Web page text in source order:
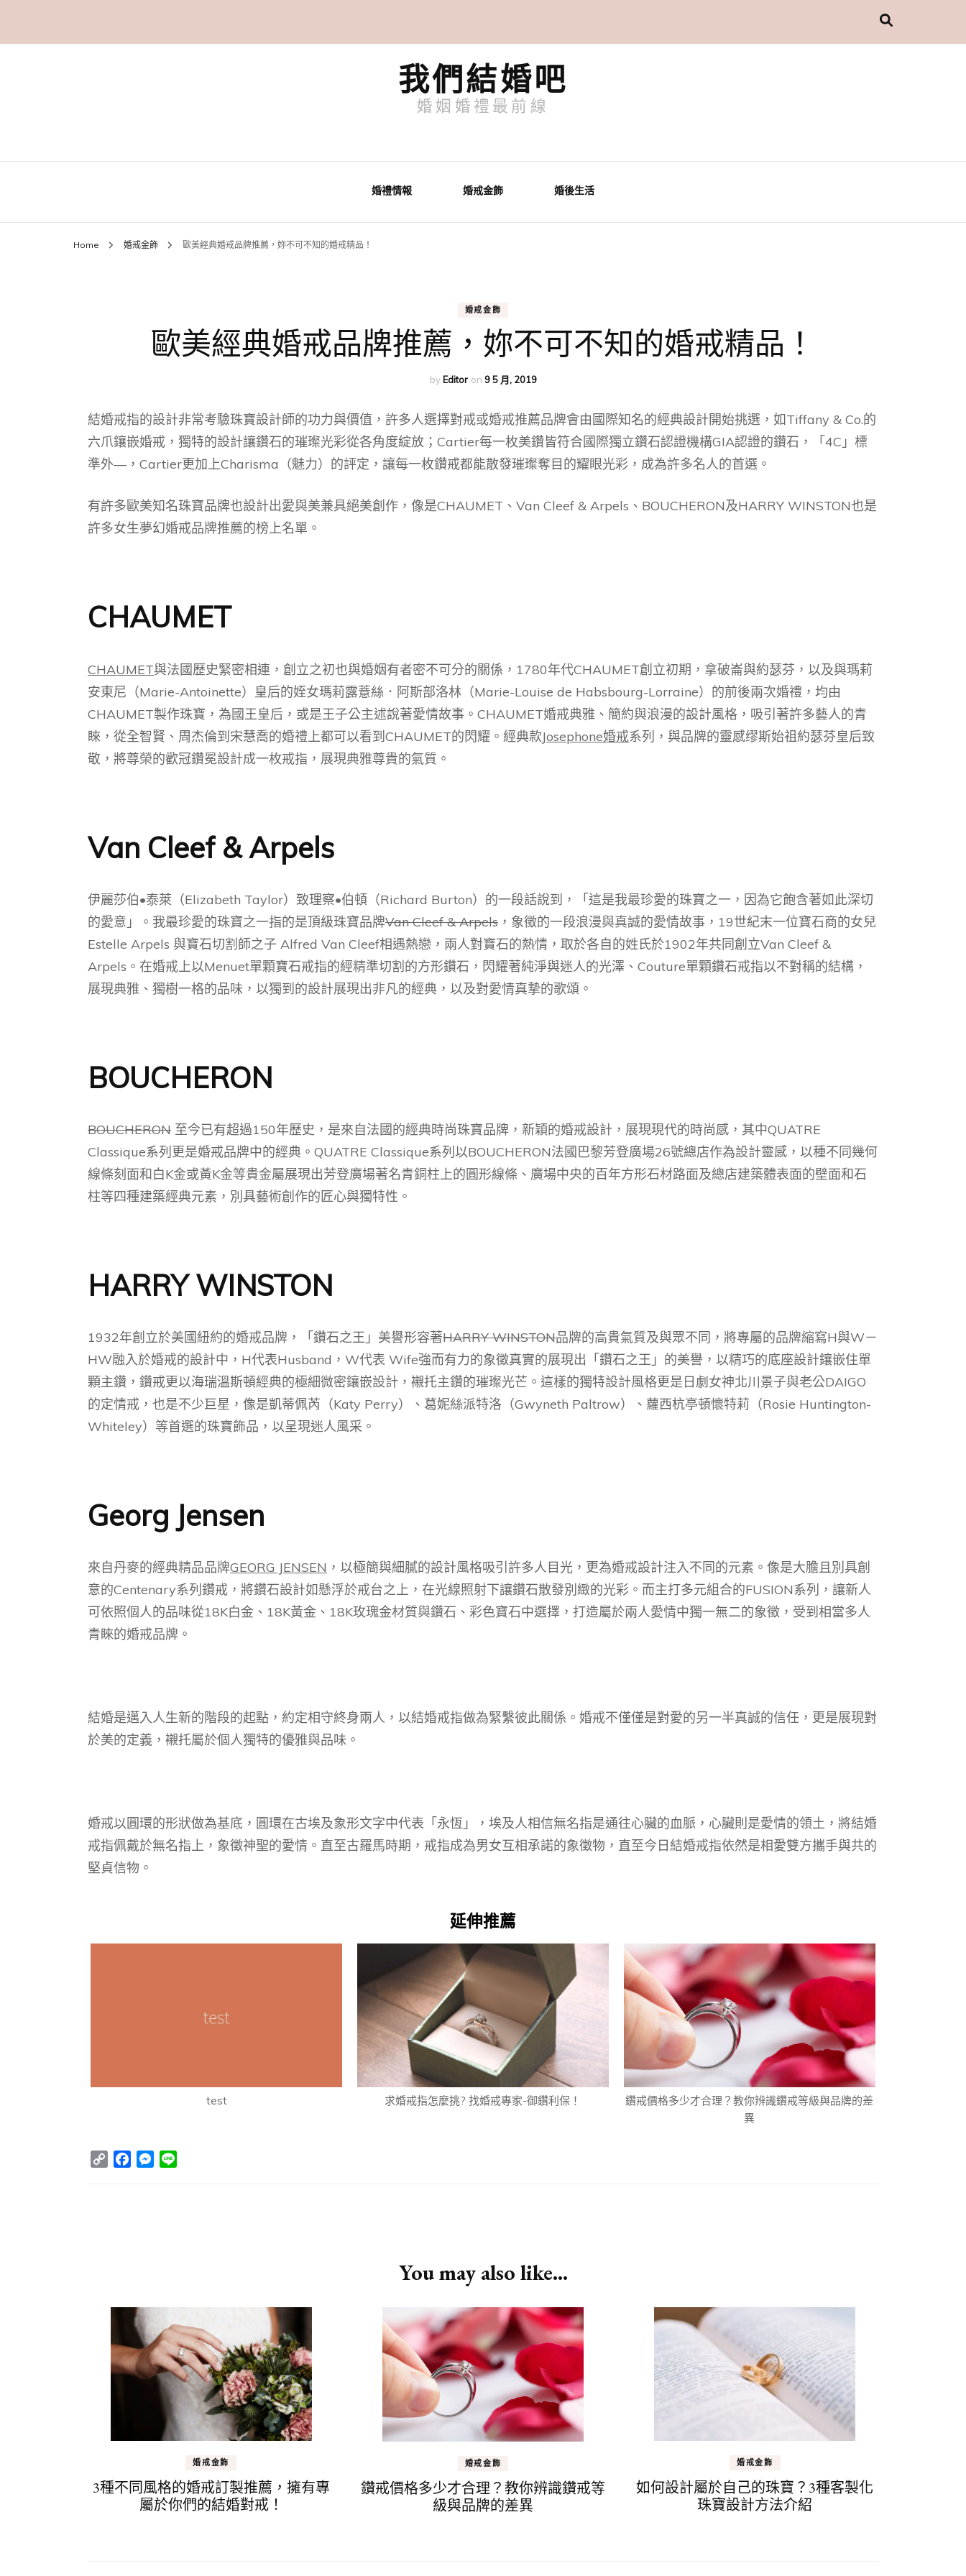
我們結婚吧
婚姻婚禮最前線
婚禮情報 婚戒金飾 婚後生活
Home 婚戒金飾 歐美經典婚戒品牌推薦，妳不可不知的婚戒精品！
婚戒金飾
歐美經典婚戒品牌推薦，妳不可不知的婚戒精品！
by Editor on 9 5 月, 2019
結婚戒指的設計非常考驗珠寶設計師的功力與價值，許多人選擇對戒或婚戒推薦品牌會由國際知名的經典設計開始挑選，如Tiffany & Co.的
六爪鑲嵌婚戒，獨特的設計讓鑽石的璀璨光彩從各角度綻放；Cartier每一枚美鑽皆符合國際獨立鑽石認證機構GIA認證的鑽石，「4C」標
準外—，Cartier更加上Charisma（魅力）的評定，讓每一枚鑽戒都能散發璀璨奪目的耀眼光彩，成為許多名人的首選。
有許多歐美知名珠寶品牌也設計出愛與美兼具絕美創作，像是CHAUMET、Van Cleef & Arpels、BOUCHERON及HARRY WINSTON也是
許多女生夢幻婚戒品牌推薦的榜上名單。
CHAUMET
CHAUMET與法國歷史緊密相連，創立之初也與婚姻有者密不可分的關係，1780年代CHAUMET創立初期，拿破崙與約瑟芬，以及與瑪莉
安東尼（Marie-Antoinette）皇后的姪女瑪莉露薏絲．阿斯部洛林（Marie-Louise de Habsbourg-Lorraine）的前後兩次婚禮，均由
CHAUMET製作珠寶，為國王皇后，或是王子公主述說著愛情故事。CHAUMET婚戒典雅、簡約與浪漫的設計風格，吸引著許多藝人的青
睞，從全智賢、周杰倫到宋慧喬的婚禮上都可以看到CHAUMET的閃耀。經典款Josephone婚戒系列，與品牌的靈感缪斯始祖約瑟芬皇后致
敬，將尊榮的歡冠鑽冕設計成一枚戒指，展現典雅尊貴的氣質。
Van Cleef & Arpels
伊麗莎伯•泰萊（Elizabeth Taylor）致理察•伯頓（Richard Burton）的一段話說到，「這是我最珍愛的珠寶之一，因為它飽含著如此深切
的愛意」。我最珍愛的珠寶之一指的是頂級珠寶品牌Van Cleef & Arpels ，象徵的一段浪漫與真誠的愛情故事，19世紀末一位寶石商的女兒
Estelle Arpels 與寶石切割師之子 Alfred Van Cleef相遇熱戀，兩人對寶石的熱情，取於各自的姓氏於1902年共同創立Van Cleef &
Arpels。在婚戒上以Menuet單顆寶石戒指的經精準切割的方形鑽石，閃耀著純淨與迷人的光澤、Couture單顆鑽石戒指以不對稱的結構，
展現典雅、獨樹一格的品味，以獨到的設計展現出非凡的經典，以及對愛情真摯的歌頌。
BOUCHERON
BOUCHERON 至今已有超過150年歷史，是來自法國的經典時尚珠寶品牌，新穎的婚戒設計，展現現代的時尚感，其中QUATRE
Classique系列更是婚戒品牌中的經典。QUATRE Classique系列以BOUCHERON法國巴黎芳登廣場26號總店作為設計靈感，以種不同幾何
線條刻面和白K金或黃K金等貴金屬展現出芳登廣場著名青銅柱上的圓形線條、廣場中央的百年方形石材路面及總店建築體表面的壁面和石
柱等四種建築經典元素，別具藝術創作的匠心與獨特性。
HARRY WINSTON
1932年創立於美國紐約的婚戒品牌，「鑽石之王」美譽形容著HARRY WINSTON品牌的高貴氣質及與眾不同，將專屬的品牌縮寫H與W－
HW融入於婚戒的設計中，H代表Husband，W代表 Wife強而有力的象徵真實的展現出「鑽石之王」的美譽，以精巧的底座設計鑲嵌住單
顆主鑽，鑽戒更以海瑞溫斯頓經典的極細微密鑲嵌設計，襯托主鑽的璀璨光芒。這樣的獨特設計風格更是日劇女神北川景子與老公DAIGO
的定情戒，也是不少巨星，像是凱蒂佩芮（Katy Perry）、葛妮絲派特洛（Gwyneth Paltrow）、蘿西杭亭頓懷特莉（Rosie Huntington-
Whiteley）等首選的珠寶飾品，以呈現迷人風采。
Georg Jensen
來自丹麥的經典精品品牌GEORG JENSEN ，以極簡與細膩的設計風格吸引許多人目光，更為婚戒設計注入不同的元素。像是大膽且別具創
意的Centenary系列鑽戒，將鑽石設計如懸浮於戒台之上，在光線照射下讓鑽石散發別緻的光彩。而主打多元組合的FUSION系列，讓新人
可依照個人的品味從18K白金、18K黃金、18K玫瑰金材質與鑽石、彩色寶石中選擇，打造屬於兩人愛情中獨一無二的象徵，受到相當多人
青睞的婚戒品牌。
結婚是邁入人生新的階段的起點，約定相守終身兩人，以結婚戒指做為緊繫彼此關係。婚戒不僅僅是對愛的另一半真誠的信任，更是展現對
於美的定義，襯托屬於個人獨特的優雅與品味。
婚戒以圓環的形狀做為基底，圓環在古埃及象形文字中代表「永恆」，埃及人相信無名指是通往心臟的血脈，心臟則是愛情的領土，將結婚
戒指佩戴於無名指上，象徵神聖的愛情。直至古羅馬時期，戒指成為男女互相承諾的象徵物，直至今日結婚戒指依然是相愛雙方攜手與共的
堅貞信物。
延伸推薦
test 求婚戒指怎麼挑? 找婚戒專家-御鑽利保！
鑽戒價格多少才合理？教你辨識鑽戒等級與品牌的差
異
Copy
FacebookMessenger
You may also like...
婚戒金飾
3種不同風格的婚戒訂製推薦，擁有專
屬於你們的結婚對戒！
婚戒金飾
鑽戒價格多少才合理？教你辨識鑽戒等
級與品牌的差異
婚戒金飾
如何設計屬於自己的珠寶？3種客製化
珠寶設計方法介紹